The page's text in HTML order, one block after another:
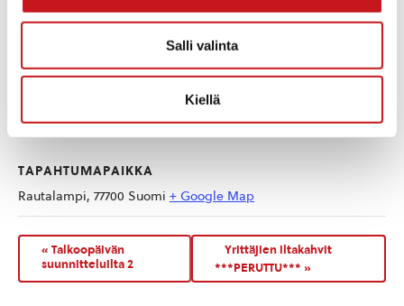
Salli valinta
Kiellä
TAPAHTUMAPAIKKA
Rautalampi, 77700 Suomi + Google Map
« Talkoopäivän
suunnitteluilta 2
Yrittäjien iltakahvit
***PERUTTU***»